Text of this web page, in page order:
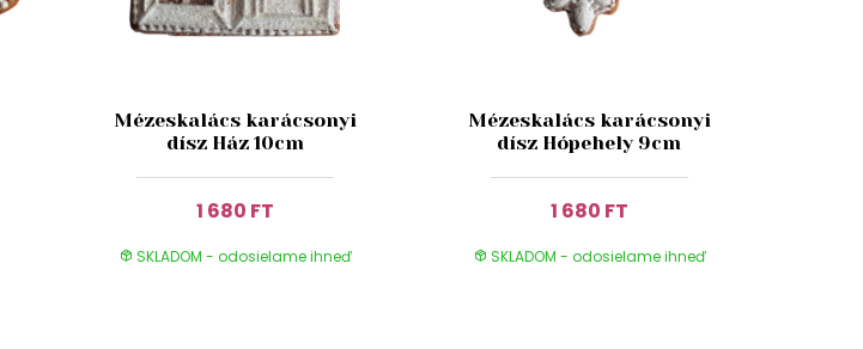
Mézeskalács karácsonyi
dísz Ház 10cm
1 680 FT
SKLADOM - odosielame ihneď
Mézeskalács karácsonyi
dísz Hópehely 9cm
1 680 FT
SKLADOM - odosielame ihneď